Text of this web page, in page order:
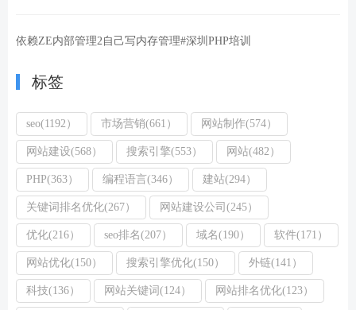
依赖ZE内部管理2自己写内存管理#深圳PHP培训
标签
seo(1192） 市场营销(661） 网站制作(574）
网站建设(568） 搜索引擎(553） 网站(482）
PHP(363） 编程语言(346） 建站(294）
关键词排名优化(267） 网站建设公司(245）
优化(216） seo排名(207） 域名(190） 软件(171）
网站优化(150） 搜索引擎优化(150） 外链(141）
科技(136） 网站关键词(124） 网站排名优化(123）